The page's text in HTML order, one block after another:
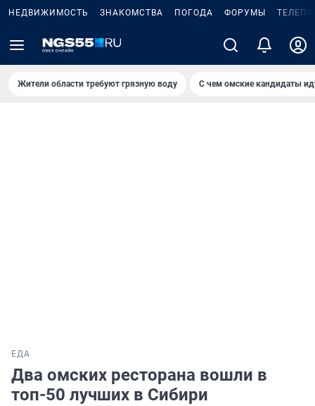
НЕДВИЖИМОСТЬ ЗНАКОМСТВА ПОГОДА ФОРУМЫ
Жители области требуют грязную воду С чем омские кандидаты
ЕДА
Два омских ресторана вошли в
топ-50 лучших в Сибири